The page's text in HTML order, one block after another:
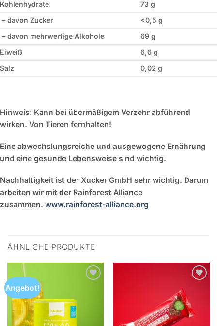
Kohlenhydrate
73 g
– davon Zucker
<0,5 g
– davon mehrwertige Alkohole
69 g
Eiweiß
6,6 g
Salz
0,02 g
Hinweis: Kann bei übermäßigem Verzehr abführend
wirken. Von Tieren fernhalten!
Eine abwechslungsreiche und ausgewogene Ernährung
und eine gesunde Lebensweise sind wichtig.
Nachhaltigkeit ist der Xucker GmbH sehr wichtig. Darum
arbeiten wir mit der Rainforest Alliance
zusammen. www.rainforest-alliance.org
ÄHNLICHE PRODUKTE
Angebot!
hinzufügen
Wunschliste
hinzufügen